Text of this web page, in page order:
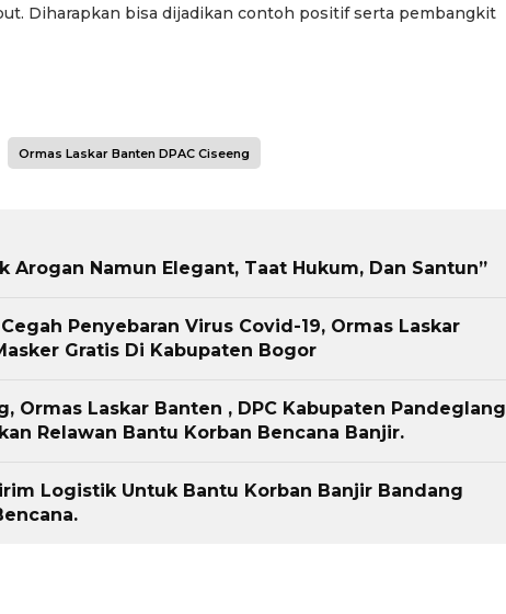
Diharapkan bisa dijadikan contoh positif serta pembangkit
Ormas Laskar Banten DPAC Ciseeng
Arogan Namun Elegant, Taat Hukum, Dan Santun”
Penyebaran Virus Covid-19, Ormas Laskar
Gratis Di Kabupaten Bogor
Ormas Laskar Banten , DPC Kabupaten Pandeglang
Relawan Bantu Korban Bencana Banjir.
Logistik Untuk Bantu Korban Banjir Bandang